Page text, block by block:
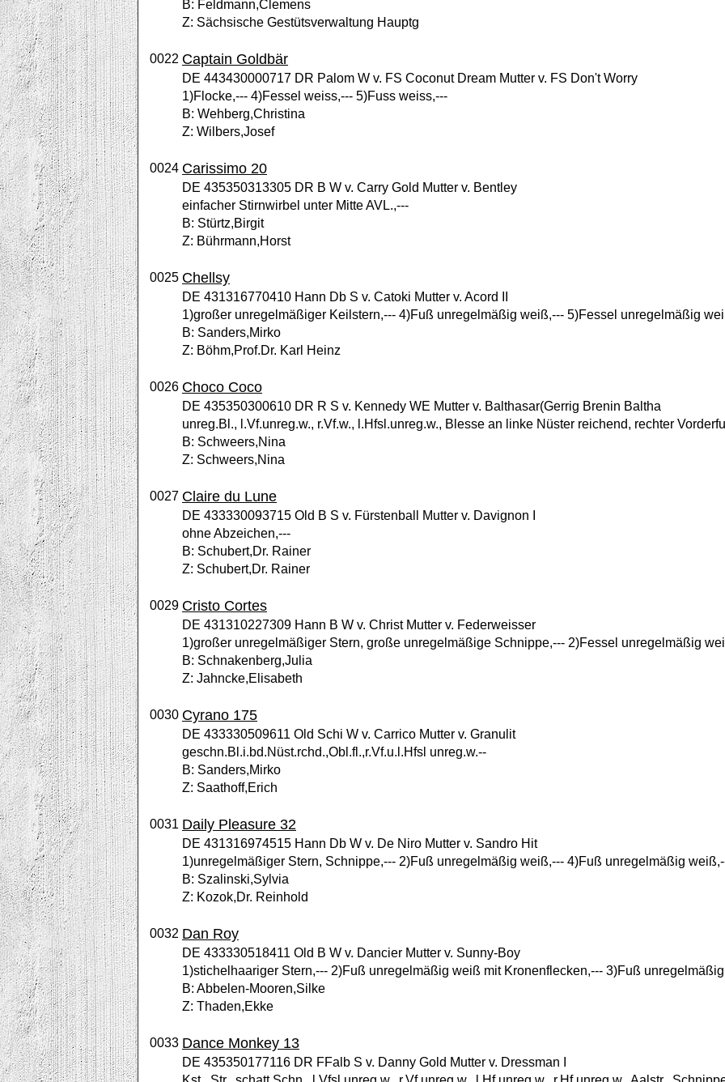
B: Feldmann,Clemens
Z: Sächsische Gestütsverwaltung Hauptg
0022 Captain Goldbär
DE 443430000717 DR Palom W v. FS Coconut Dream Mutter v. FS Don't Worry
1)Flocke,--- 4)Fessel weiss,--- 5)Fuss weiss,---
B: Wehberg,Christina
Z: Wilbers,Josef
0024 Carissimo 20
DE 435350313305 DR B W v. Carry Gold Mutter v. Bentley
einfacher Stirnwirbel unter Mitte AVL.,---
B: Stürtz,Birgit
Z: Bührmann,Horst
0025 Chellsy
DE 431316770410 Hann Db S v. Catoki Mutter v. Acord II
1)großer unregelmäßiger Keilstern,--- 4)Fuß unregelmäßig weiß,--- 5)Fessel unregelmäßig
B: Sanders,Mirko
Z: Böhm,Prof.Dr. Karl Heinz
0026 Choco Coco
DE 435350300610 DR R S v. Kennedy WE Mutter v. Balthasar(Gerrig Brenin Baltha
unreg.Bl., l.Vf.unreg.w., r.Vf.w., l.Hfsl.unreg.w., Blesse an linke Nüster reichend, rechter
B: Schweers,Nina
Z: Schweers,Nina
0027 Claire du Lune
DE 433330093715 Old B S v. Fürstenball Mutter v. Davignon I
ohne Abzeichen,---
B: Schubert,Dr. Rainer
Z: Schubert,Dr. Rainer
0029 Cristo Cortes
DE 431310227309 Hann B W v. Christ Mutter v. Federweisser
1)großer unregelmäßiger Stern, große unregelmäßige Schnippe,--- 2)Fessel unregelmäßig
B: Schnakenberg,Julia
Z: Jahncke,Elisabeth
0030 Cyrano 175
DE 433330509611 Old Schi W v. Carrico Mutter v. Granulit
geschn.Bl.i.bd.Nüst.rchd.,Obl.fl.,r.Vf.u.l.Hfsl unreg.w.--
B: Sanders,Mirko
Z: Saathoff,Erich
0031 Daily Pleasure 32
DE 431316974515 Hann Db W v. De Niro Mutter v. Sandro Hit
1)unregelmäßiger Stern, Schnippe,--- 2)Fuß unregelmäßig weiß,--- 4)Fuß unregelmäßig
B: Szalinski,Sylvia
Z: Kozok,Dr. Reinhold
0032 Dan Roy
DE 433330518411 Old B W v. Dancier Mutter v. Sunny-Boy
1)stichelhaariger Stern,--- 2)Fuß unregelmäßig weiß mit Kronenflecken,--- 3)Fuß
B: Abbelen-Mooren,Silke
Z: Thaden,Ekke
0033 Dance Monkey 13
DE 435350177116 DR FFalb S v. Danny Gold Mutter v. Dressman I